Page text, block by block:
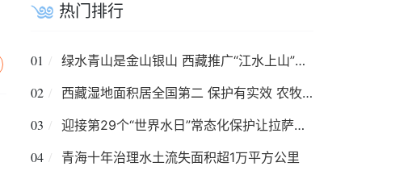
热门排行
01 绿水青山是金山银山 西藏推广“江水上山”项目
02 西藏湿地面积居全国第二 保护有实效 农牧民受益
03 迎接第29个“世界水日”常态化保护让拉萨河更美
04 青海十年治理水土流失面积超1万平方公里